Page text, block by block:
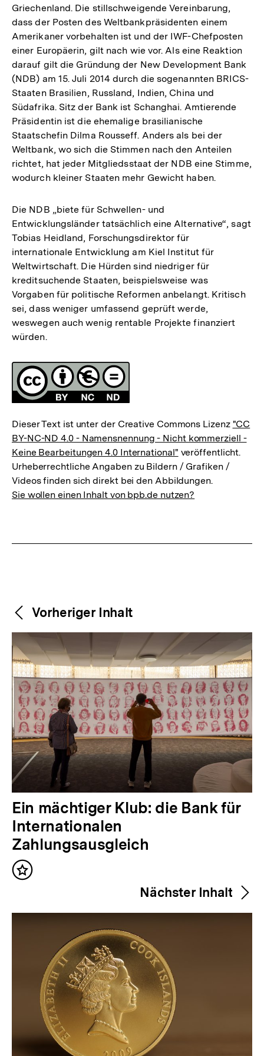
Griechenland. Die stillschweigende Vereinbarung,
dass der Posten des Weltbankpräsidenten einem
Amerikaner vorbehalten ist und der IWF-Chefposten
einer Europäerin, gilt nach wie vor. Als eine Reaktion
darauf gilt die Gründung der New Development Bank
(NDB) am 15. Juli 2014 durch die sogenannten BRICS-
Staaten Brasilien, Russland, Indien, China und
Südafrika. Sitz der Bank ist Schanghai. Amtierende
Präsidentin ist die ehemalige brasilianische
Staatschefin Dilma Rousseff. Anders als bei der
Weltbank, wo sich die Stimmen nach den Anteilen
richtet, hat jeder Mitgliedsstaat der NDB eine Stimme,
wodurch kleiner Staaten mehr Gewicht haben.
Die NDB „biete für Schwellen- und
Entwicklungsländer tatsächlich eine Alternative“, sagt
Tobias Heidland, Forschungsdirektor für
internationale Entwicklung am Kiel Institut für
Weltwirtschaft. Die Hürden sind niedriger für
kreditsuchende Staaten, beispielsweise was
Vorgaben für politische Reformen anbelangt. Kritisch
sei, dass weniger umfassend geprüft werde,
weswegen auch wenig rentable Projekte finanziert
würden.
Fussnoten
Lizenz
Dieser Text ist unter der Creative Commons Lizenz "CC
BY-NC-ND 4.0 - Namensnennung - Nicht kommerziell -
Keine Bearbeitungen 4.0 International" veröffentlicht.
Urheberrechtliche Angaben zu Bildern / Grafiken /
Videos finden sich direkt bei den Abbildungen.
Sie wollen einen Inhalt von bpb.de nutzen?
Weitere
Inhalte
Content-
Navigation
Vorheriger Inhalt
V
o
r
h
e
i
Ein mächtiger Klub: die Bank für
Internationalen
Zahlungsausgleich
Inhalt
Nächster Inhalt